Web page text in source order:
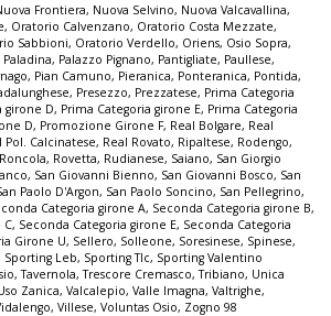
Frontiera, Nuova Selvino, Nuova Valcavallina,
, Oratorio Calvenzano, Oratorio Costa Mezzate,
Sabbioni, Oratorio Verdello, Oriens, Osio Sopra,
Paladina, Palazzo Pignano, Pantigliate, Paullese,
, Pian Camuno, Pieranica, Ponteranica, Pontida,
, Presezzo, Prezzatese, Prima Categoria
girone D, Prima Categoria girone E, Prima Categoria
D, Promozione Girone F, Real Bolgare, Real
Pol. Calcinatese, Real Rovato, Ripaltese, Rodengo,
Roncola, Rovetta, Rudianese, Saiano, San Giorgio
, San Giovanni Bienno, San Giovanni Bosco, San
Paolo D'Argon, San Paolo Soncino, San Pellegrino,
Categoria girone A, Seconda Categoria girone B,
C, Seconda Categoria girone E, Seconda Categoria
Girone U, Sellero, Solleone, Soresinese, Spinese,
Sporting Leb, Sporting Tlc, Sporting Valentino
,Tavernola,Trescore Cremasco,Tribiano, Unica
Zanica, Valcalepio, Valle Imagna, Valtrighe,
, Villese, Voluntas Osio, Zogno 98